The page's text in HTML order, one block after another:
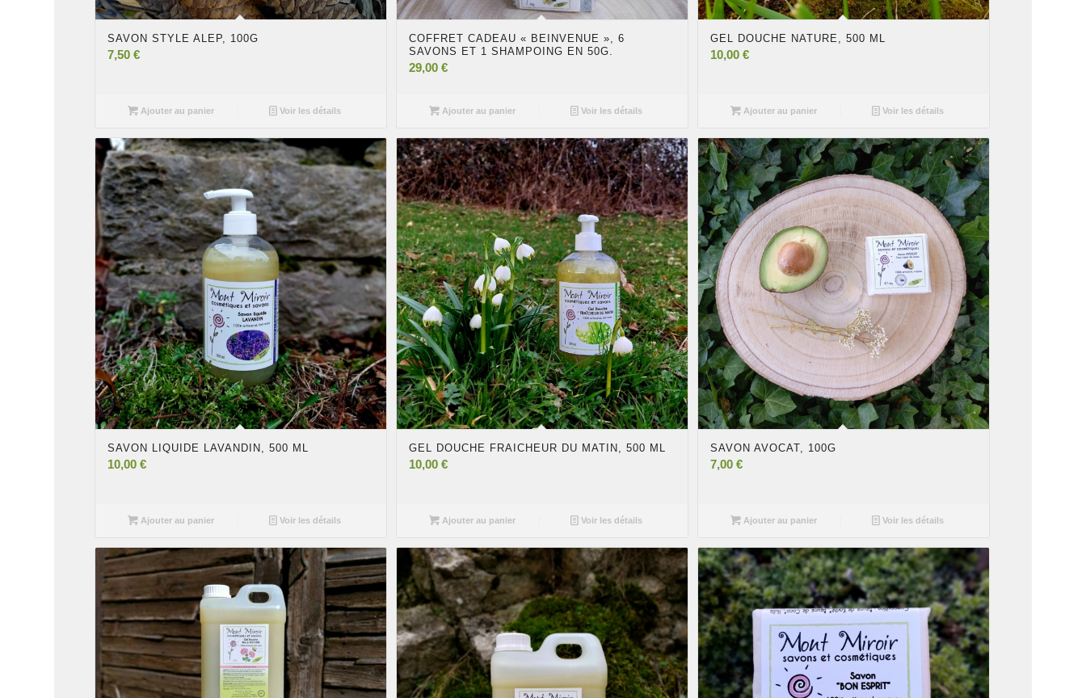
SAVON STYLE ALEP, 100G
7,50€
Ajouter au panier Voir les détails
COFFRET CADEAU « BEINVENUE », 6
SAVONS ET 1 SHAMPOING EN 50G.
29,00€
Ajouter au panier Voir les détails
GEL DOUCHE NATURE, 500 ML
10,00 €
Ajouter au panier Voir les détails
SAVON LIQUIDE LAVANDIN, 500 ML
10,00€
Ajouter au panier Voir les détails
GEL DOUCHE FRAICHEUR DU MATIN, 500 ML
10,00€
Ajouter au panier Voir les détails
SAVON AVOCAT, 100G
7,00 €
Ajouter au panier Voir les détails